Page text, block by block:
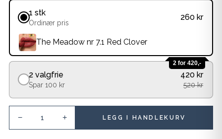
1 stk
Ordinær pris
260 kr
The Meadow nr 7.1 Red Clover
2 for 420,-
2 valgfrie
Spar 100 kr
420 kr
520 kr
− + LEGG I HANDLEKURV